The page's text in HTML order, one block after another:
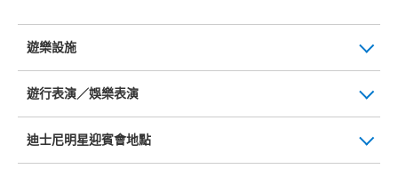
遊樂設施
遊行表演／娛樂表演
迪士尼明星迎賓會地點